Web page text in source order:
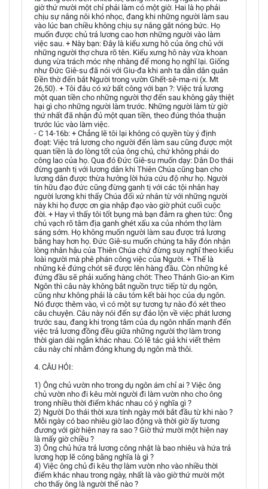
giờ thứ mười một chỉ phải làm có một giờ. Hai là họ phải
chịu sự nắng nôi khó nhọc, đang khi những người làm sau
vào lúc ban chiều không chịu sự nắng gắt nóng bức. Họ
muốn được chủ trả lương cao hơn những người vào làm
việc sau. + Này bạn: Đây là kiểu xưng hô của ông chủ với
những người thợ chưa rõ tên. Kiểu xưng hô này vừa khoan
dung vừa trách móc nhẹ nhàng để mong họ nghĩ lại. Giống
như Đức Giê-su đã nói với Giu-đa khi anh ta dẫn dân quân
Đền thờ đến bắt Người trong vườn Ghết-sê-ma-ni (x. Mt
26,50). + Tôi đâu có xứ bất công với bạn ?: Việc trả lương
một quan tiền cho những người thợ đến sau không gây thiệt
hại gì cho những người làm trước. Những người làm từ giờ
thứ nhất đã nhận đủ một quan tiền, theo đúng thỏa thuận
trước lúc vào làm việc.
- C 14-16b: + Chẳng lẽ tôi lại không có quyền tùy ý định
đoạt: Việc trả lương cho người đến làm sau cũng được một
quan tiền là do lòng tốt của ông chủ, chứ không phải do
công lao của họ. Qua đó Đức Giê-su muốn dạy: Dân Do thái
đừng ganh tị với lương dân khi Thiên Chúa cũng ban cho
lương dân được thừa hưởng lời hứa cứu độ như họ. Người
tín hữu đạo đức cũng đừng ganh tị với các tội nhân hay
người lương khi thấy Chúa đối xử nhân từ với những người
này khi họ được ơn gia nhập đạo vào giờ phút cuối cuộc
đời. + Hay vì thấy tôi tốt bụng mà bạn đâm ra ghen tức: Ông
chủ vạch rõ tâm địa ganh ghét xấu xa của nhóm thợ làm
sáng sớm. Họ không muốn người làm sau được trả lương
bằng hay hơn họ. Đức Giê-su muốn chúng ta hãy đón nhận
lòng nhân hậu của Thiên Chúa chứ đừng suy nghĩ theo kiểu
loài người mà phê phán công việc của Người. + Thế là
những kẻ đứng chót sẽ được lên hàng đầu. Còn những kẻ
đứng đầu sẽ phải xuống hàng chót: Theo Thánh Gio-an Kim
Ngôn thì câu này không bắt nguồn trực tiếp từ dụ ngôn,
cũng như không phải là câu tóm kết bài học của dụ ngôn.
Nó được thêm vào, vì có một sự tương tự nào đó xét theo
câu chuyện. Câu này nói đến sự đảo lộn về việc phát lương
trước sau, đang khi trọng tâm của dụ ngôn nhấn mạnh đến
việc trả lương đồng đều giữa những người thợ làm trong
thời gian dài ngắn khác nhau. Có lẽ tác giả khi viết thêm
câu này chỉ nhằm đóng khung dụ ngôn mà thôi.
4. CÂU HỎI:
1) Ông chủ vườn nho trong dụ ngôn ám chỉ ai ? Việc ông
chủ vườn nho đi kêu mời người đi làm vườn nho cho ông
trong nhiều thời điểm khác nhau có ý nghĩa gì ?
2) Người Do thái thời xưa tính ngày mới bắt đầu từ khi nào ?
Mỗi ngày có bao nhiêu giờ lao động và thời giờ ấy tương
đương với giờ hiện nay ra sao ? Giờ thứ mười một hiện nay
là mấy giờ chiều ?
3) Ông chủ hứa trả lương công nhật là bao nhiêu và hứa trả
lương hợp lẽ công bằng nghĩa là gì ?
4) Việc ông chủ đi kêu thợ làm vườn nho vào nhiều thời
điểm khác nhau trong ngày, nhất là vào giờ thứ mười một
cho thấy ông là người thế nào ?